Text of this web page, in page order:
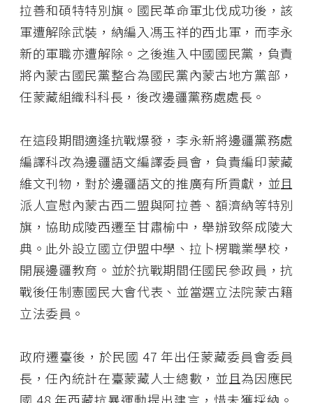
拉善和碩特特別旗。國民革命軍北伐成功後，該
軍遭解除武裝，納編入馮玉祥的西北軍，而李永
新的軍職亦遭解除。之後進入中國國民黨，負責
將內蒙古國民黨整合為國民黨內蒙古地方黨部，
任蒙藏組織科科長，後改邊疆黨務處處長。
在這段期間適逢抗戰爆發，李永新將邊疆黨務處
編譯科改為邊疆語文編譯委員會，負責編印蒙藏
維文刊物，對於邊疆語文的推廣有所貢獻，並且
派人宣慰內蒙古西二盟與阿拉善、額濟納等特別
旗，協助成陵西遷至甘肅榆中，舉辦致祭成陵大
典。此外設立國立伊盟中學、拉卜楞職業學校，
開展邊疆教育。並於抗戰期間任國民參政員，抗
戰後任制憲國民大會代表、並當選立法院蒙古籍
立法委員。
政府遷臺後，於民國 47 年出任蒙藏委員會委員
長，任內統計在臺蒙藏人士總數，並且為因應民